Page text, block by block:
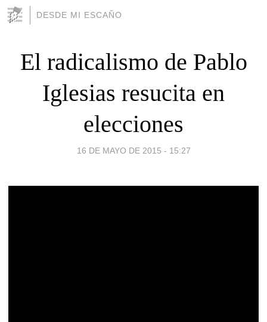
DESDE MI ESCAÑO
El radicalismo de Pablo
Iglesias resucita en
elecciones
16 DE MAYO DE 2015 - 15:27